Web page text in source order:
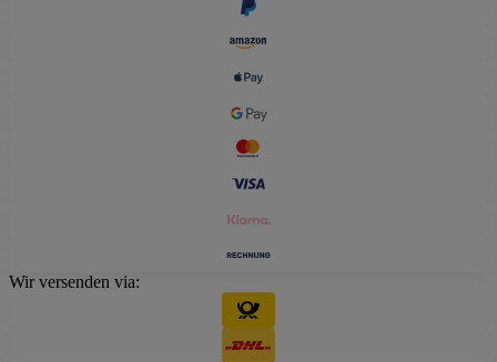
Wir versenden via: